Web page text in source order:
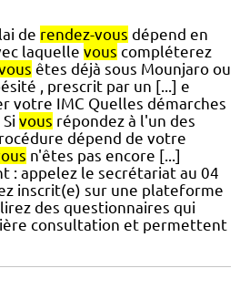
de rendez-vous dépend en
laquelle vous compléterez
êtes déjà sous Mounjaro ou
, prescrit par un [...] e
votre IMC Quelles démarches
vous répondez à l'un des
dépend de votre
n'êtes pas encore [...]
: appelez le secrétariat au 04
inscrit(e) sur une plateforme
des questionnaires qui
consultation et permettent